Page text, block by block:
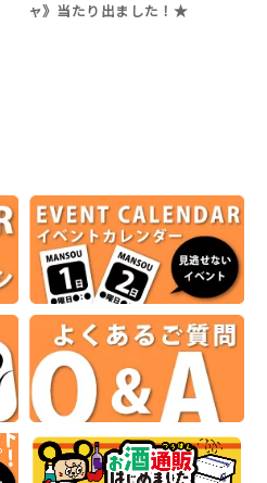
ャ》当たり出ました！★